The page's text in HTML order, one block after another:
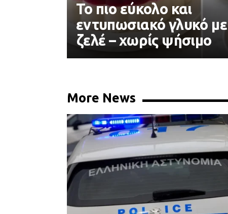
Το πιο εύκολο και
εντυπωσιακό γλυκό με
ζελέ – χωρίς ψήσιμο
More News